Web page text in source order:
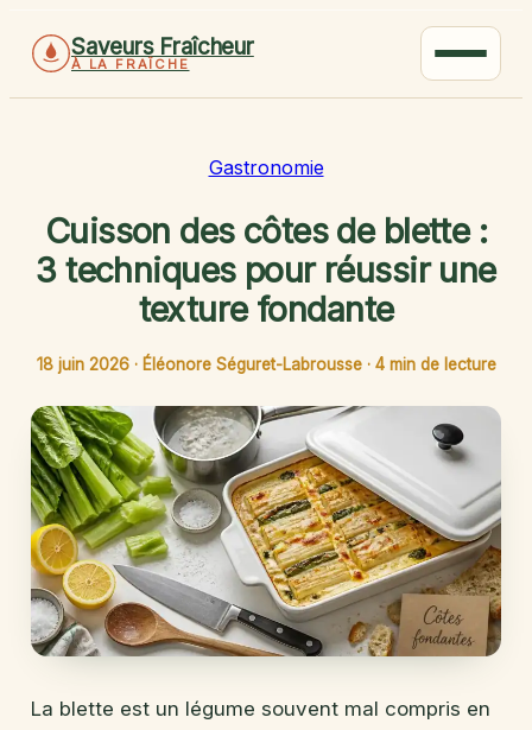
Saveurs Fraîcheur
À LA FRAÎCHE
Gastronomie
Cuisson des côtes de blette :
3 techniques pour réussir une
texture fondante
18 juin 2026 · Éléonore Séguret-Labrousse · 4 min de lecture
La blette est un légume souvent mal compris en